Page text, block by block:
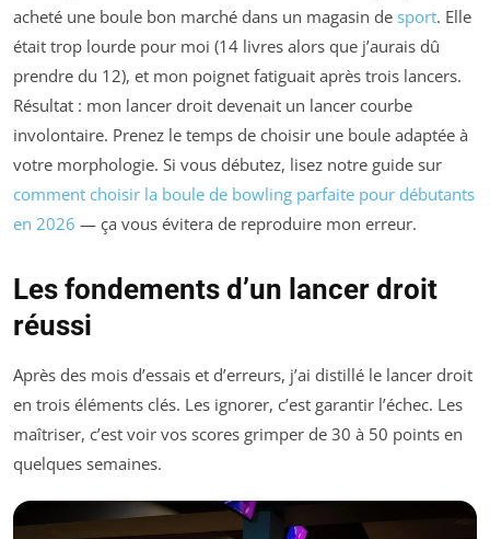
acheté une boule bon marché dans un magasin de sport. Elle
était trop lourde pour moi (14 livres alors que j’aurais dû
prendre du 12), et mon poignet fatiguait après trois lancers.
Résultat : mon lancer droit devenait un lancer courbe
involontaire. Prenez le temps de choisir une boule adaptée à
votre morphologie. Si vous débutez, lisez notre guide sur
comment choisir la boule de bowling parfaite pour débutants
en 2026 — ça vous évitera de reproduire mon erreur.
Les fondements d’un lancer droit
réussi
Après des mois d’essais et d’erreurs, j’ai distillé le lancer droit
en trois éléments clés. Les ignorer, c’est garantir l’échec. Les
maîtriser, c’est voir vos scores grimper de 30 à 50 points en
quelques semaines.